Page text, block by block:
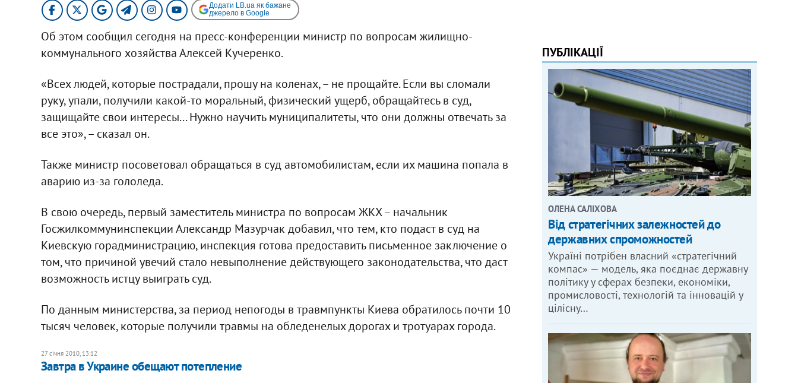
Додати LB.ua як бажане
джерело в Google
Об этом сообщил сегодня на пресс-конференции министр по вопросам жилищно-
коммунального хозяйства Алексей Кучеренко.
«Всех людей, которые пострадали, прошу на коленах, – не прощайте. Если вы сломали
руку, упали, получили какой-то моральный, физический ущерб, обращайтесь в суд,
защищайте свои интересы... Нужно научить муниципалитеты, что они должны отвечать за
все это», – сказал он.
Также министр посоветовал обращаться в суд автомобилистам, если их машина попала в
аварию из-за гололеда.
В свою очередь, первый заместитель министра по вопросам ЖКХ – начальник
Госжилкоммунинспекции Александр Мазурчак добавил, что тем, кто подаст в суд на
Киевскую горадминистрацию, инспекция готова предоставить письменное заключение о
том, что причиной увечий стало невыполнение действующего законодательства, что даст
возможность истцу выиграть суд.
По данным министерства, за период непогоды в травмпункты Киева обратилось почти 10
тысяч человек, которые получили травмы на обледенелых дорогах и тротуарах города.
27 січня 2010, 13:12
Завтра в Украине обещают потепление
ПУБЛІКАЦІЇ
ОЛЕНА САЛІХОВА
Від стратегічних залежностей до
державних спроможностей
Україні потрібен власний «стратегічний
компас» — модель, яка поєднає державну
політику у сферах безпеки, економіки,
промисловості, технологій та інновацій у
цілісну…